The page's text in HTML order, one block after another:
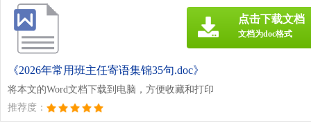
《2026年常用班主任寄语集锦35句.doc》
将本文的Word文档下载到电脑，方便收藏和打印
推荐度：
点击下载文档
文档为doc格式